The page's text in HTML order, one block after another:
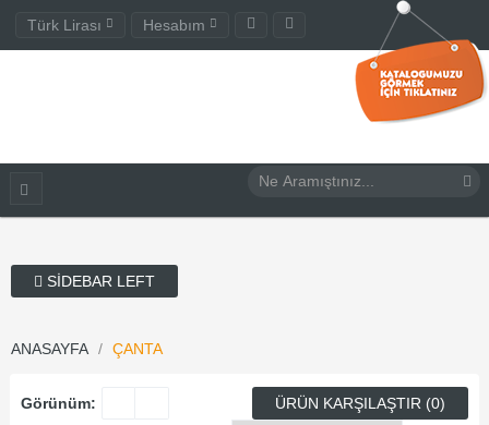
Türk Lirası Hesabım
SIDEBAR LEFT
ANASAYFA ÇANTA
Görünüm:
ÜRÜN KARŞILAŞTIR (0)